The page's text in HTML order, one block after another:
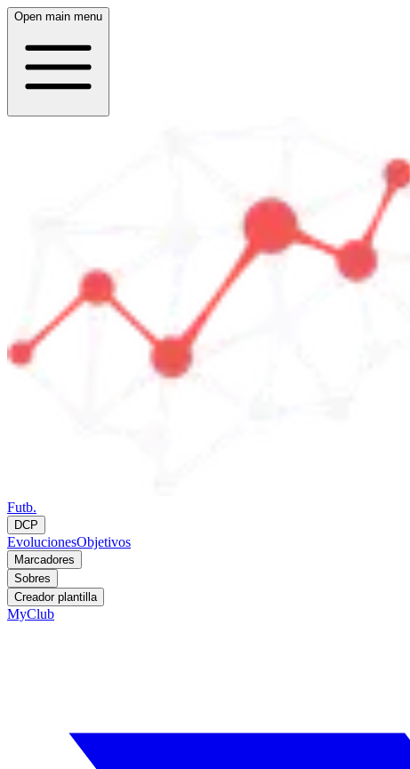
Open main menu
Futb.
DCP
EvolucionesObjetivos
Marcadores
Sobres
Creador plantilla
MyClub